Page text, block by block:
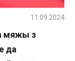
мяжы з
да
11.09.2024